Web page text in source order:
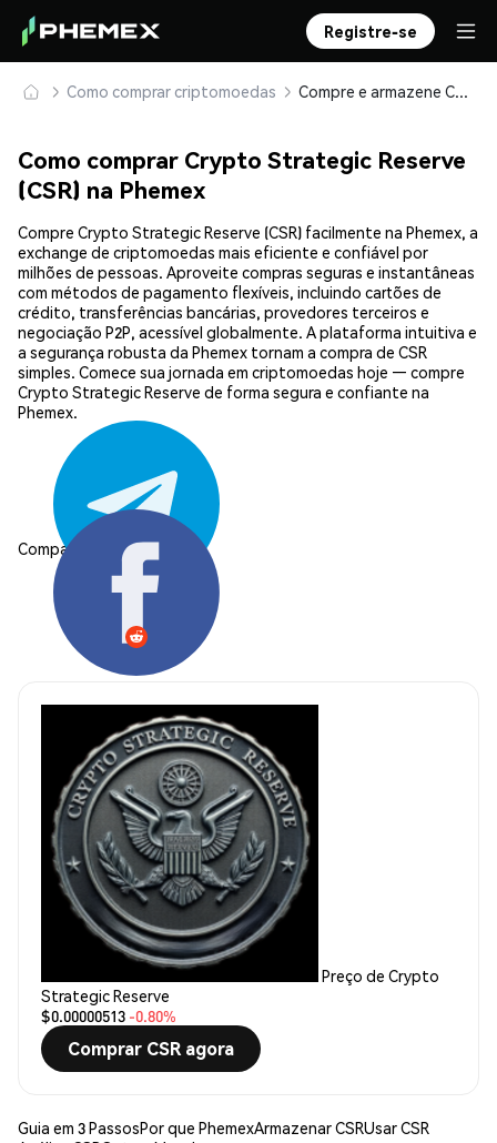
Registre-se
Como comprar criptomoedas Compre e armazene Crypto Strategic Reserve (CSR) com segurança
Como comprar Crypto Strategic Reserve
(CSR) na Phemex
Compre Crypto Strategic Reserve (CSR) facilmente na Phemex, a
exchange de criptomoedas mais eficiente e confiável por
milhões de pessoas. Aproveite compras seguras e instantâneas
com métodos de pagamento flexíveis, incluindo cartões de
crédito, transferências bancárias, provedores terceiros e
negociação P2P, acessível globalmente. A plataforma intuitiva e
a segurança robusta da Phemex tornam a compra de CSR
simples. Comece sua jornada em criptomoedas hoje — compre
Crypto Strategic Reserve de forma segura e confiante na
Phemex.
Compartilhar:
Preço de Crypto
Strategic Reserve
$0.00000513 -0.80%
Comprar CSR agora
Guia em 3 PassosPor que PhemexArmazenar CSRUsar CSR